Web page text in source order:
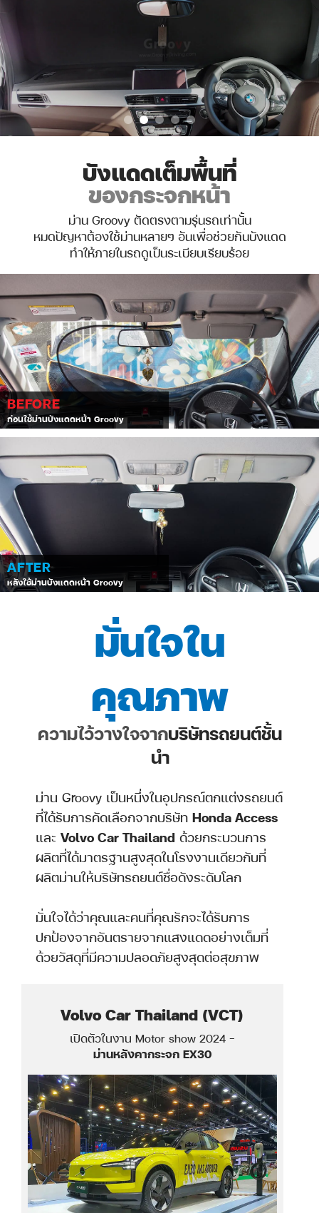
บังแดดเต็มพื้นที่
ของกระจกหน้า
ม่าน Groovy ตัดตรงตามรุ่นรถเท่านั้น
หมดปัญหาต้องใช้ม่านหลายๆ อันเพื่อช่วยกันบังแดด
ทำให้ภายในรถดูเป็นระเบียบเรียบร้อย
BEFORE
ก่อนใช้ม่านบังแดดหน้า Groovy
AFTER
หลังใช้ม่านบังแดดหน้า Groovy
มั่นใจใน
คุณภาพ
ความไว้วางใจจากบริษัทรถยนต์ชั้น
นำ
ม่าน Groovy เป็นหนึ่งในอุปกรณ์ตกแต่งรถยนต์
ที่ได้รับการคัดเลือกจากบริษัท Honda Access
และ Volvo Car Thailand ด้วยกระบวนการ
ผลิตที่ได้มาตรฐานสูงสุดในโรงงานเดียวกับที่
ผลิตม่านให้บริษัทรถยนต์ชื่อดังระดับโลก
มั่นใจได้ว่าคุณและคนที่คุณรักจะได้รับการ
ปกป้องจากอันตรายจากแสงแดดอย่างเต็มที่
ด้วยวัสดุที่มีความปลอดภัยสูงสุดต่อสุขภาพ
Volvo Car Thailand (VCT)
เปิดตัวในงาน Motor show 2024 -
ม่านหลังคากระจก EX30